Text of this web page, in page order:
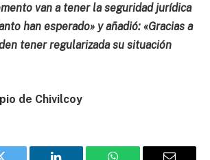
van a tener la seguridad jurídica
han esperado» y añadió: «Gracias a
tener regularizada su situación
de Chivilcoy